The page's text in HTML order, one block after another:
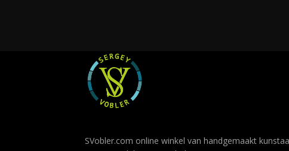
SVobler.com online winkel van handgemaakt